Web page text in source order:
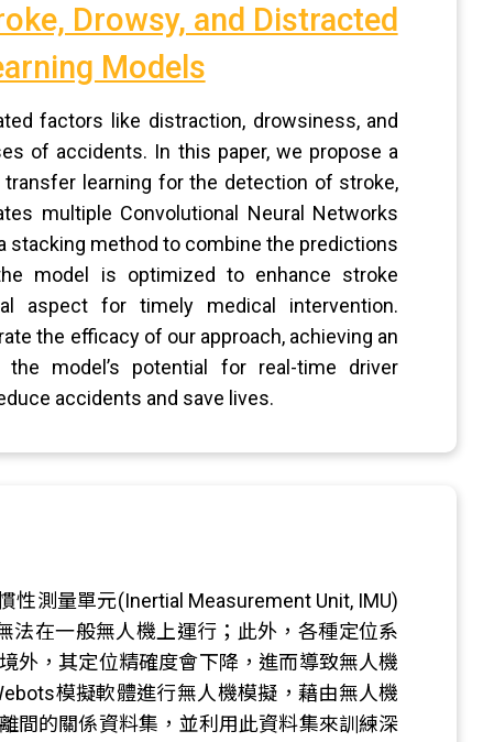
Drowsy, and Distracted
Models
factors like distraction, drowsiness, and
of accidents. In this paper, we propose a
learning for the detection of stroke,
multiple Convolutional Neural Networks
stacking method to combine the predictions
model is optimized to enhance stroke
aspect for timely medical intervention.
the efficacy of our approach, achieving an
model’s potential for real-time driver
accidents and save lives.
性測量單元(Inertial Measurement Unit, IMU)
法在一般無人機上運行；此外，各種定位系
外，其定位精確度會下降，進而導致無人機
模擬軟體進行無人機模擬，藉由無人機
間的關係資料集，並利用此資料集來訓練深